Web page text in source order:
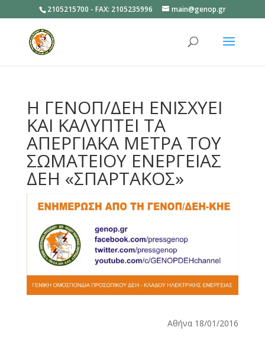
2105215700 - FAX: 2105235996 main@genop.gr
Η ΓΕΝΟΠ/ΔΕΗ ΕΝΙΣΧΥΕΙ
ΚΑΙ ΚΑΛΥΠΤΕΙ ΤΑ
ΑΠΕΡΓΙΑΚΑ ΜΕΤΡΑ ΤΟΥ
ΣΩΜΑΤΕΙΟΥ ΕΝΕΡΓΕΙΑΣ
ΔΕΗ «ΣΠΑΡΤΑΚΟΣ»
Αθήνα 18/01/2016